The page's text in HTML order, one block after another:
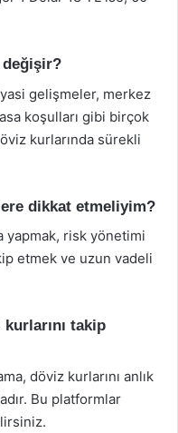
değişir?
gelişmeler, merkez
koşulları gibi birçok
kurlarında sürekli
dikkat etmeliyim?
yapmak, risk yönetimi
etmek ve uzun vadeli
takip
döviz kurlarını anlık
Bu platformlar